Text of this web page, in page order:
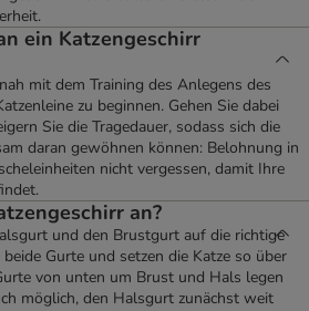
ein Katzengeschirr
mit dem Training des Anlegens des
zu beginnen. Gehen Sie dabei
Sie die Tragedauer, sodass sich die
daran gewöhnen können: Belohnung in
nicht vergessen, damit Ihre
an?
und den Brustgurt auf die richtige
Gurte und setzen die Katze so über
von unten um Brust und Hals legen
möglich, den Halsgurt zunächst weit